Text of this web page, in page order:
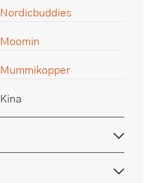
Nordicbuddies
Moomin
Mummikopper
Kina